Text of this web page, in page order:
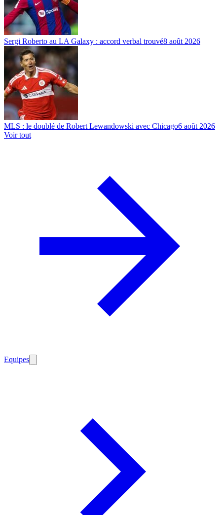
Sergi Roberto au LA Galaxy : accord verbal trouvé8 août 2026
MLS : le doublé de Robert Lewandowski avec Chicago6 août 2026
Voir tout
Equipes